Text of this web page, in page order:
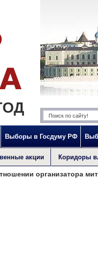
Выборы в Госдуму РФ
акции Коридоры
организатора